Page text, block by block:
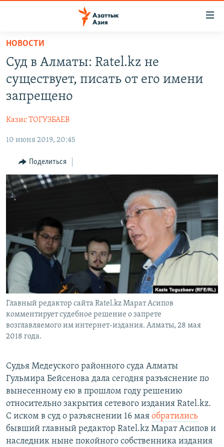
Вернуться
основному
содержанию
Вернутся
главной
Вернутся
поиску
НОВОСТИ
ВОЙНА В УКРАИНЕ
КЫРГЫЗЧА
ЎЗБЕКЧА
ТОҶИКӢ
TÜRKMENÇE
Все сайты РСЕ/РС
НОВОСТИ
Суд в Алматы: Ratel.kz не
существует, писать от его имени
запрещено
Казис ТОГУЗБАЕВ
10 июня 2019, 20:45
Поделиться
Главный редактор сайта Ratel.kz Марат Асипов
комментирует судебное решение о запрете
возглавляемого им интернет-издания. Алматы, 28 мая
2018 года.
Судья Медеуского районного суда Алматы
Гульмира Бейсенова дала сегодня разъяснение по
вынесенному ею в прошлом году решению
относительно закрытия сетевого издания Ratel.kz.
С иском в суд о разъяснении 16 мая обратились
бывший главный редактор Ratel.kz Марат Асипов и
наследник ныне покойного собственника издания